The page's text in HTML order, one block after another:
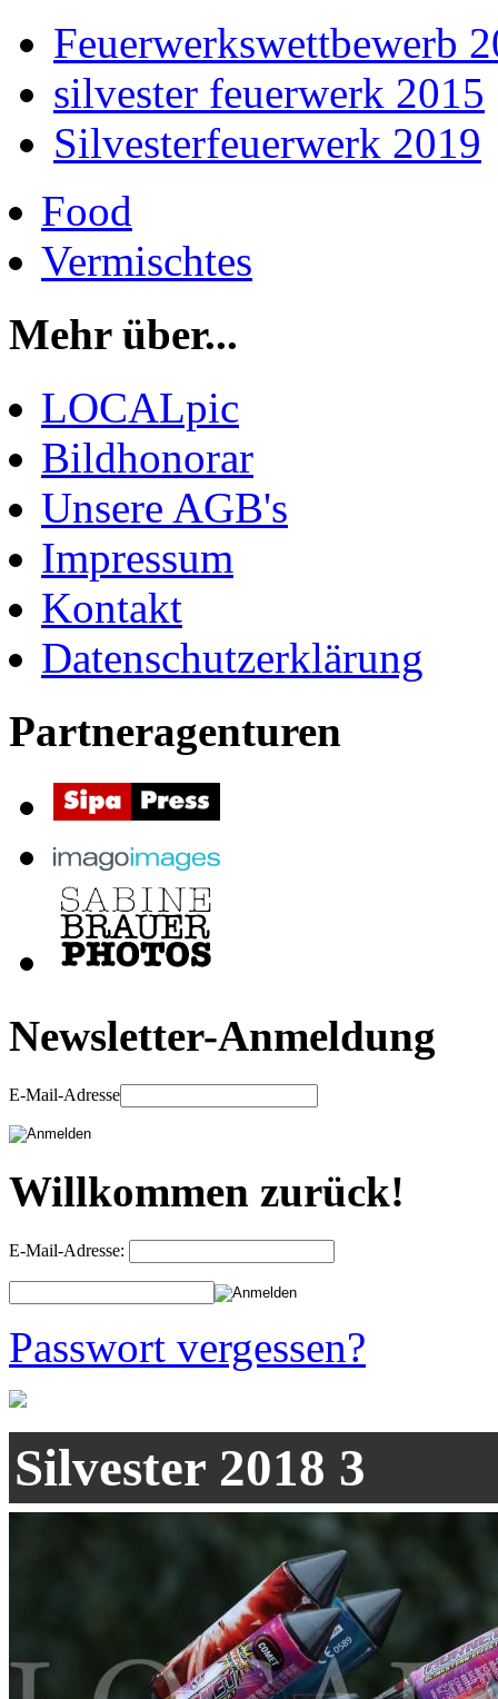
Feuerwerkswettbewerb
silvester feuerwerk 2015
Silvesterfeuerwerk 2019
Food
Vermischtes
Mehr über...
LOCALpic
Bildhonorar
Unsere AGB's
Impressum
Kontakt
Datenschutzerklärung
Partneragenturen
Newsletter-Anmeldung
E-Mail-Adresse
Willkommen zurück!
E-Mail-Adresse:
Passwort vergessen?
Silvester 2018 3